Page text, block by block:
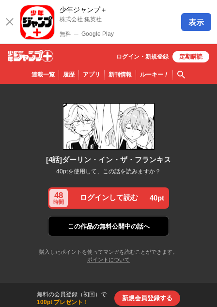
少年ジャンプ＋
株式会社 集英社
無料 ─ Google Play
表示
少年ジ
ャンプ
連載一覧 履歴 アプリ 新刊情報 ルーキー！ 検索
ログイン・ 新規登録 定期購読
[4話]ダーリン・イン・ザ・フランキス
40ptを使用して、この話を読みますか？
48
時間
ログインして読む 40pt
この作品の無料公開中の話へ
購入したポイントを使ってマンガを読むことができます。
ポイントについて
無料の会員登録（初回）で
100pt プレゼント！
新規会員登録する